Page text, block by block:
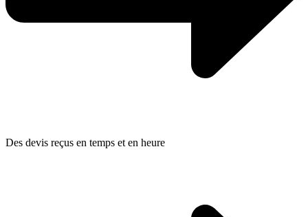
Des devis reçus en temps et en heure